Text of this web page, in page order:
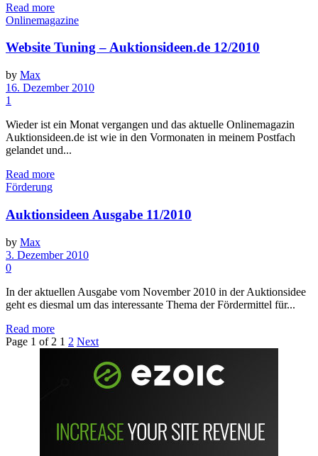
Read more
Onlinemagazine
Website Tuning – Auktionsideen.de 12/2010
by Max
16. Dezember 2010
1
Wieder ist ein Monat vergangen und das aktuelle Onlinemagazin
Auktionsideen.de ist wie in den Vormonaten in meinem Postfach
gelandet und...
Read more
Förderung
Auktionsideen Ausgabe 11/2010
by Max
3. Dezember 2010
0
In der aktuellen Ausgabe vom November 2010 in der Auktionsidee
geht es diesmal um das interessante Thema der Fördermittel für...
Read more
Page 1 of 2 1 2 Next